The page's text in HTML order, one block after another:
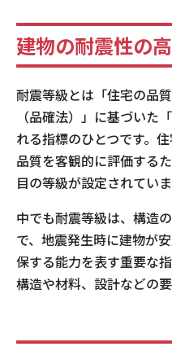
建物の耐震性の
耐震等級とは「住宅の品
（品確法）」に基づいた
れる指標のひとつです。
品質を客観的に評価する
目の等級が設定されていま
中でも耐震等級は、構造
で、地震発生時に建物が
保する能力を表す重要な
構造や材料、設計などの